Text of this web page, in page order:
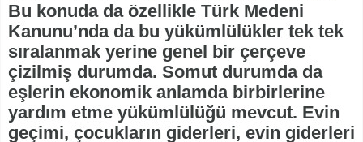
Bu konuda da özellikle Türk Medeni
Kanunu’nda da bu yükümlülükler tek tek
sıralanmak yerine genel bir çerçeve
çizilmiş durumda. Somut durumda da
eşlerin ekonomik anlamda birbirlerine
yardım etme yükümlülüğü mevcut. Evin
geçimi, çocukların giderleri, evin giderleri